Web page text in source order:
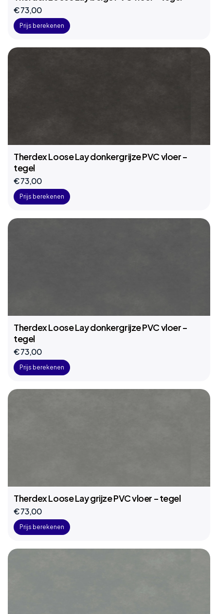
€ 73,00
Prijs berekenen
Therdex Loose Lay donkergrijze PVC vloer –
tegel
€ 73,00
Prijs berekenen
Therdex Loose Lay donkergrijze PVC vloer –
tegel
€ 73,00
Prijs berekenen
Therdex Loose Lay grijze PVC vloer – tegel
€ 73,00
Prijs berekenen